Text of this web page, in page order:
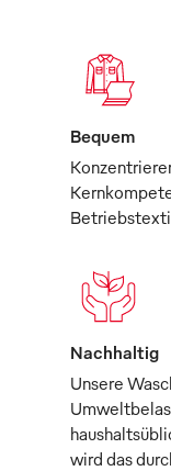
Bequem
Nachhaltig
Unsere
wird das